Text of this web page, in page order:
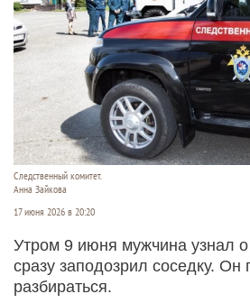
Следственный комитет.
Анна Зайкова
17 июня 2026 в 20:20
Утром 9 июня мужчина узнал о
сразу заподозрил соседку. Он
разбираться.